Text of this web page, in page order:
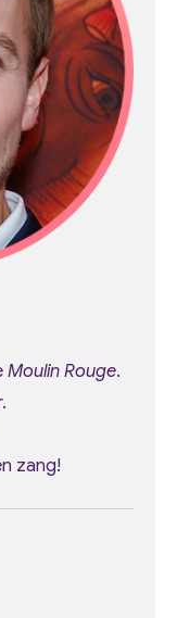
Moulin Rouge.
zang!